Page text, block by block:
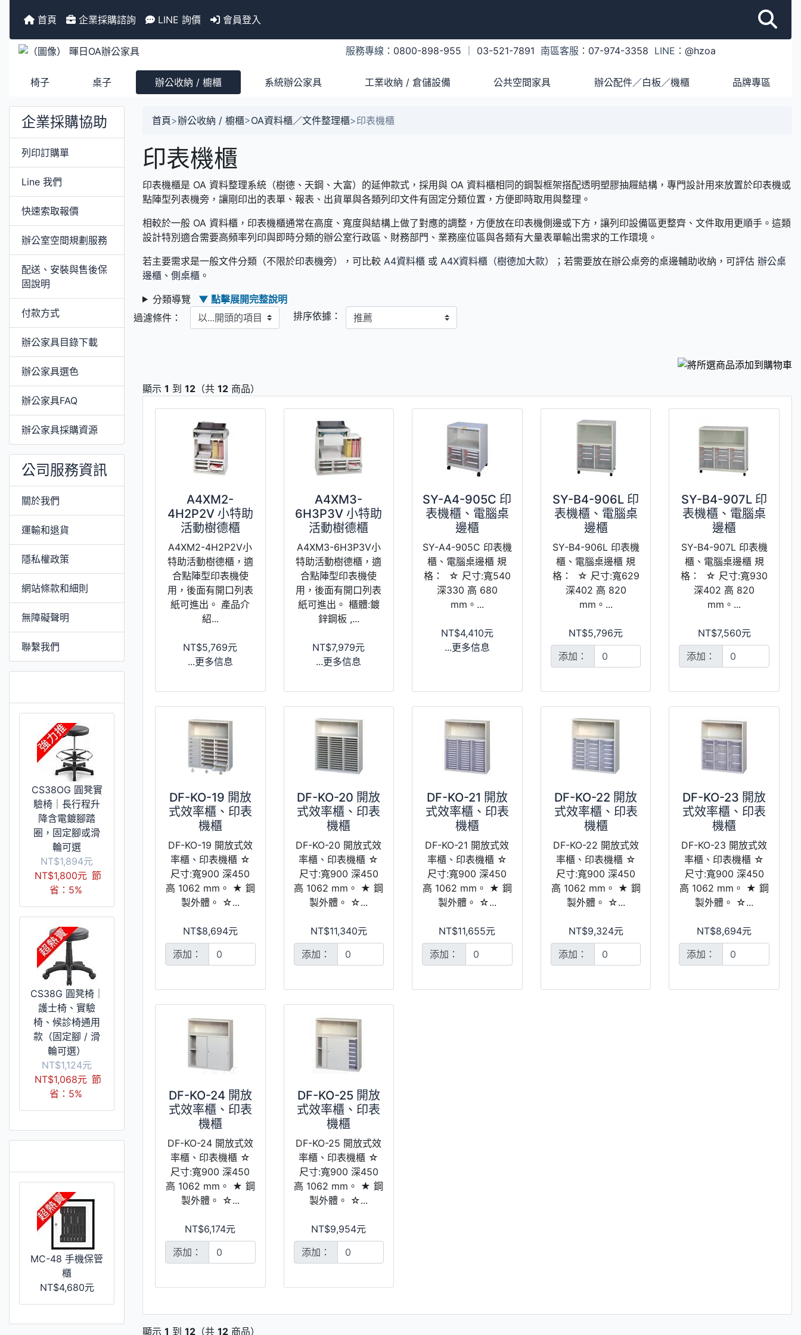
首頁 企業採購諮詢 LINE 詢價 會員登入
服務專線： 0800-898-955 03-521-7891 南區客服： 07-974-3358 LINE：@hzoa
椅子 桌子 辦公收納 / 櫥櫃 系統辦公家具 工業收納 / 倉儲設備 公共空間家具 辦公配件／白板／機櫃 品牌專區
企業採購協助
列印訂購單
Line 我們
快速索取報價
辦公室空間規劃服務
配送、安裝與售後保
固說明
付款方式
辦公家具目錄下載
辦公家具選色
辦公家具FAQ
辦公家具採購資源
公司服務資訊
關於我們
運輸和退貨
隱私權政策
網站條款和細則
無障礙聲明
聯繫我們
CS38OG 圓凳實
驗椅｜長行程升
降含電鍍腳踏
圈，固定腳或滑
輪可選
NT$1,894元
NT$1,800元 節
省：5%
CS38G 圓凳椅｜
護士椅、實驗
椅、候診椅通用
款（固定腳 / 滑
輪可選）
NT$1,124元
NT$1,068元 節
省：5%
MC-48 手機保管
櫃
NT$4,680元
首頁>辦公收納 / 櫥櫃>OA資料櫃／文件整理櫃>印表機櫃
印表機櫃
印表機櫃是 OA 資料整理系統（樹德、天鋼、大富）的延伸款式，採用與 OA 資料櫃相同的鋼製框架搭配透明塑膠抽屜結構，專門設計用來放置於印表機或
點陣型列表機旁，讓剛印出的表單、報表、出貨單與各類列印文件有固定分類位置，方便即時取用與整理。
相較於一般 OA 資料櫃，印表機櫃通常在高度、寬度與結構上做了對應的調整，方便放在印表機側邊或下方，讓列印設備區更整齊、文件取用更順手。這類
設計特別適合需要高頻率列印與即時分類的辦公室行政區、財務部門、業務座位區與各類有大量表單輸出需求的工作環境。
若主要需求是一般文件分類（不限於印表機旁），可比較 A4資料櫃 或 A4X資料櫃（樹德加大款） ；若需要放在辦公桌旁的桌邊輔助收納，可評估 辦公桌
邊櫃、側桌櫃 。
分類導覽
▼ 點擊展開完整說明
過濾條件：
以...開頭的項目
排序依據：
顯示 1 到 12 （共 12 商品）
A4XM2-
4H2P2V 小特助
活動樹德櫃
A4XM2-4H2P2V小
特助活動樹德櫃，適
合點陣型印表機使
用，後面有開口列表
紙可進出。 產品介
紹...
NT$5,769元
...更多信息
A4XM3-
6H3P3V 小特助
活動樹德櫃
A4XM3-6H3P3V小
特助活動樹德櫃，適
合點陣型印表機使
用，後面有開口列表
紙可進出。 櫃體:鍍
鋅鋼板 ,...
NT$7,979元
...更多信息
SY-A4-905C 印
表機櫃、電腦桌
邊櫃
SY-A4-905C 印表機
櫃、電腦桌邊櫃 規
格： ☆ 尺寸:寬540
深330 高 680
mm。...
NT$4,410元
...更多信息
SY-B4-906L 印
表機櫃、電腦桌
邊櫃
SY-B4-906L 印表機
櫃、電腦桌邊櫃 規
格： ☆ 尺寸:寬629
深402 高 820
mm。...
NT$5,796元
添加：
SY-B4-907L 印
表機櫃、電腦桌
邊櫃
SY-B4-907L 印表機
櫃、電腦桌邊櫃 規
格： ☆ 尺寸:寬930
深402 高 820
mm。...
NT$7,560元
添加：
DF-KO-19 開放
式效率櫃、印表
機櫃
DF-KO-19 開放式效
率櫃、印表機櫃 ☆
尺寸:寬900 深450
高 1062 mm。 ★ 鋼
製外體。 ☆...
NT$8,694元
添加：
DF-KO-20 開放
式效率櫃、印表
機櫃
DF-KO-20 開放式效
率櫃、印表機櫃 ☆
尺寸:寬900 深450
高 1062 mm。 ★ 鋼
製外體。 ☆...
NT$11,340元
添加：
DF-KO-21 開放
式效率櫃、印表
機櫃
DF-KO-21 開放式效
率櫃、印表機櫃 ☆
尺寸:寬900 深450
高 1062 mm。 ★ 鋼
製外體。 ☆...
NT$11,655元
添加：
DF-KO-22 開放
式效率櫃、印表
機櫃
DF-KO-22 開放式效
率櫃、印表機櫃 ☆
尺寸:寬900 深450
高 1062 mm。 ★ 鋼
製外體。 ☆...
NT$9,324元
添加：
DF-KO-23 開放
式效率櫃、印表
機櫃
DF-KO-23 開放式效
率櫃、印表機櫃 ☆
尺寸:寬900 深450
高 1062 mm。 ★ 鋼
製外體。 ☆...
NT$8,694元
添加：
DF-KO-24 開放
式效率櫃、印表
機櫃
DF-KO-24 開放式效
率櫃、印表機櫃 ☆
尺寸:寬900 深450
高 1062 mm。 ★ 鋼
製外體。 ☆...
NT$6,174元
添加：
DF-KO-25 開放
式效率櫃、印表
機櫃
DF-KO-25 開放式效
率櫃、印表機櫃 ☆
尺寸:寬900 深450
高 1062 mm。 ★ 鋼
製外體。 ☆...
NT$9,954元
添加：
顯示 1 到 12 （共 12 商品）